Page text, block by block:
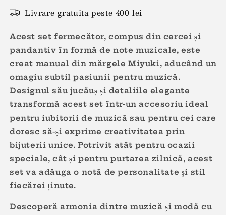
Livrare gratuita peste 400 lei
Acest set fermecător, compus din cercei și
pandantiv în formă de note muzicale, este
creat manual din mărgele Miyuki, aducând un
omagiu subtil pasiunii pentru muzică.
Designul său jucăuș și detaliile elegante
transformă acest set într-un accesoriu ideal
pentru iubitorii de muzică sau pentru cei care
doresc să-și exprime creativitatea prin
bijuterii unice. Potrivit atât pentru ocazii
speciale, cât și pentru purtarea zilnică, acest
set va adăuga o notă de personalitate și stil
fiecărei ținute.
Descoperă armonia dintre muzică și modă cu